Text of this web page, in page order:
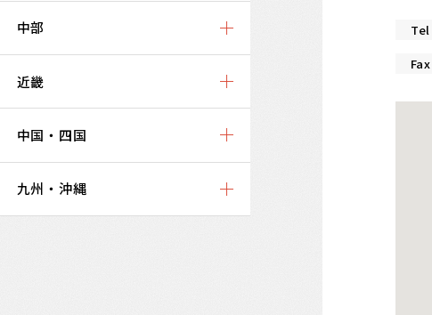
中部
近畿
中国・四国
九州・沖縄
Tel
Fax